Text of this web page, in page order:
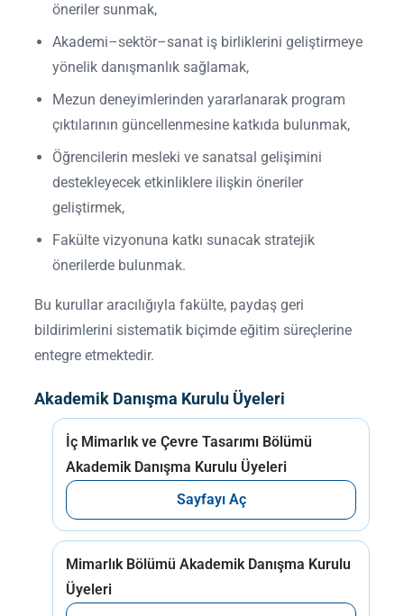
öneriler sunmak,
Akademi–sektör–sanat iş birliklerini geliştirmeye
yönelik danışmanlık sağlamak,
Mezun deneyimlerinden yararlanarak program
çıktılarının güncellenmesine katkıda bulunmak,
Öğrencilerin mesleki ve sanatsal gelişimini
destekleyecek etkinliklere ilişkin öneriler
geliştirmek,
Fakülte vizyonuna katkı sunacak stratejik
önerilerde bulunmak.
Bu kurullar aracılığıyla fakülte, paydaş geri
bildirimlerini sistematik biçimde eğitim süreçlerine
entegre etmektedir.
Akademik Danışma Kurulu Üyeleri
İç Mimarlık ve Çevre Tasarımı Bölümü
Akademik Danışma Kurulu Üyeleri
Sayfayı Aç
Mimarlık Bölümü Akademik Danışma Kurulu
Üyeleri